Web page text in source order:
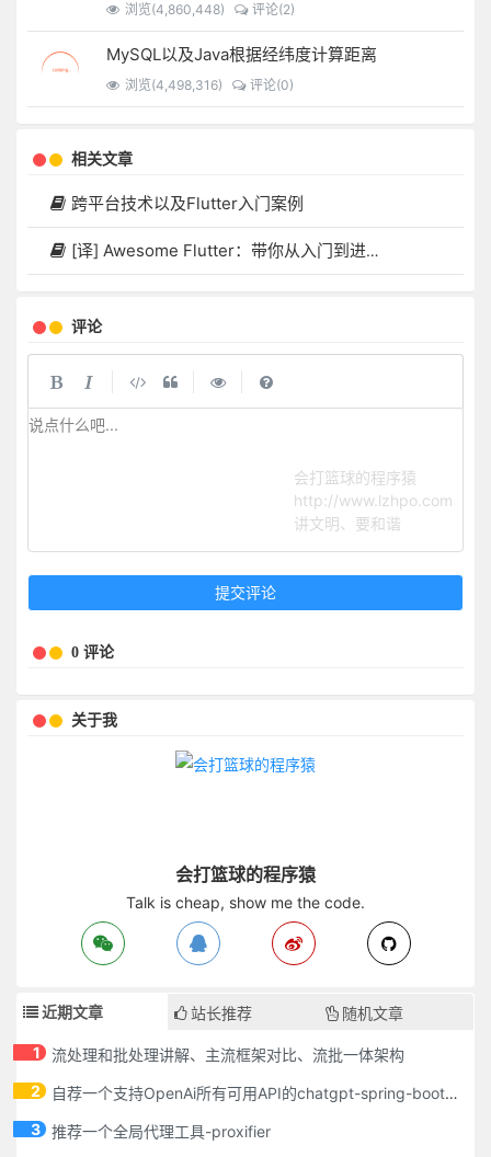
浏览(4,860,448) 评论(2)
MySQL以及Java根据经纬度计算距离
浏览(4,498,316) 评论(0)
相关文章
跨平台技术以及Flutter入门案例
[译] Awesome Flutter：带你从入门到进阶的 Flutter 指南
评论
说点什么吧...
会打篮球的程序猿
http://www.lzhpo.com
讲文明、要和谐
提交评论
0 评论
关于我
会打篮球的程序猿
Talk is cheap, show me the code.
近期文章 站长推荐 随机文章
1
流处理和批处理讲解、主流框架对比、流批一体架构
2
自荐一个支持OpenAi所有可用API的chatgpt-spring-boot-starter
3 推荐一个全局代理工具-proxifier